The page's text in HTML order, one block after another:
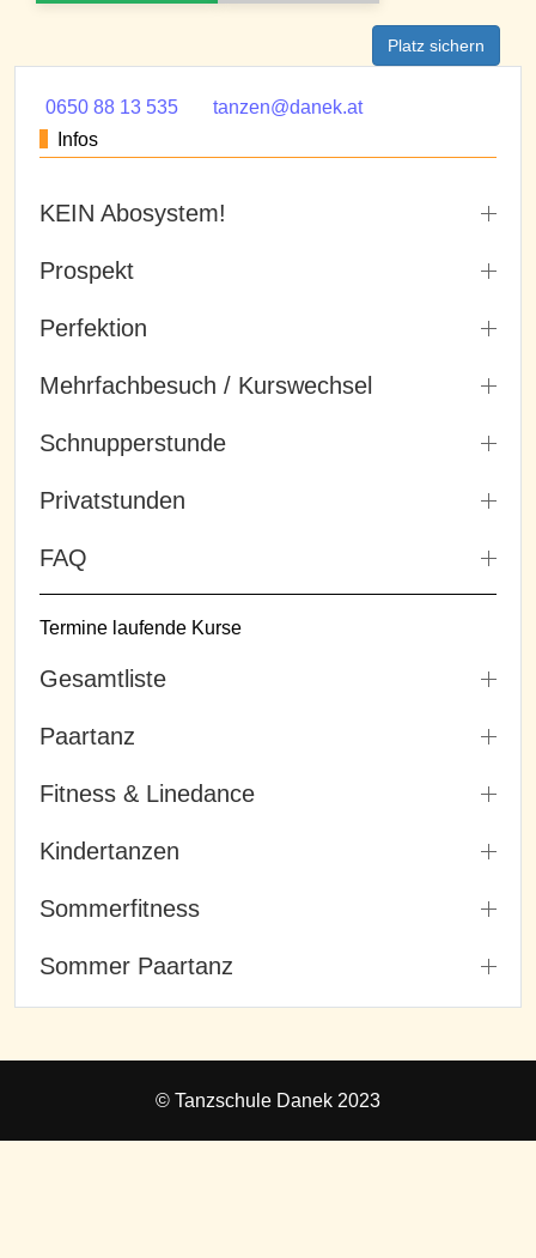
Platz sichern
0650 88 13 535
tanzen@danek.at
Infos
KEIN Abosystem!
Prospekt
Perfektion
Mehrfachbesuch / Kurswechsel
Schnupperstunde
Privatstunden
FAQ
Termine laufende Kurse
Gesamtliste
Paartanz
Fitness & Linedance
Kindertanzen
Sommerfitness
Sommer Paartanz
© Tanzschule Danek 2023